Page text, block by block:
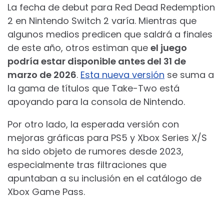
La fecha de debut para Red Dead Redemption
2 en Nintendo Switch 2 varía. Mientras que
algunos medios predicen que saldrá a finales
de este año, otros estiman que el juego
podría estar disponible antes del 31 de
marzo de 2026. Esta nueva versión se suma a
la gama de títulos que Take-Two está
apoyando para la consola de Nintendo.
Por otro lado, la esperada versión con
mejoras gráficas para PS5 y Xbox Series X/S
ha sido objeto de rumores desde 2023,
especialmente tras filtraciones que
apuntaban a su inclusión en el catálogo de
Xbox Game Pass.